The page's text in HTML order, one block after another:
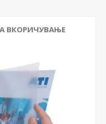
ВКОРИЧУВАЊЕ